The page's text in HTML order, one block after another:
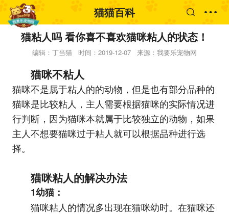
猫猫百科
猫粘人吗 看你喜不喜欢猫咪粘人的状态！
编辑：丁当猫 时间：2019-12-07 来源：我要乐宠物网
猫咪不粘人
猫咪不是属于粘人的的动物，但是也有部分品种的
猫咪是比较粘人，主人需要根据猫咪的实际情况进
行判断，因为猫咪本就属于比较独立的动物，如果
主人不想要猫咪过于粘人就可以根据品种进行选
择。
猫咪粘人的解决办法
1幼猫：
猫咪粘人的情况多出现在猫咪幼时。在猫咪还